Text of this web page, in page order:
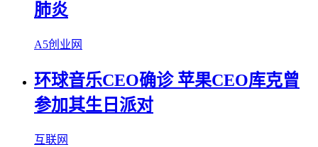
肺炎
A5创业网
环球音乐CEO确诊 苹果CEO库克曾
参加其生日派对
互联网